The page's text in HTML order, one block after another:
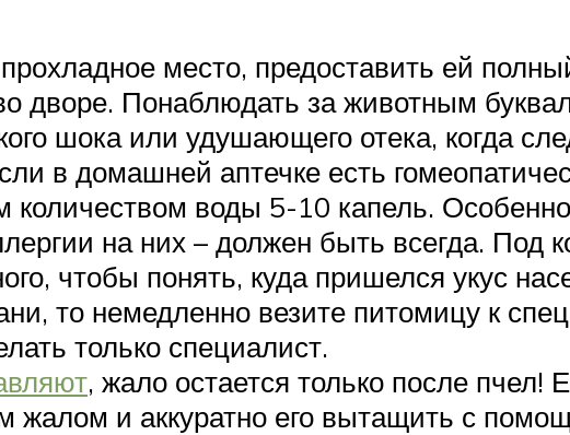
место, предоставить ей
дворе. Понаблюдать за животным
шока или удушающего отека, когда
в домашней аптечке есть
воды 5-10 капель. Особенно
на них – должен быть всегда. Под
чтобы понять, куда пришелся укус
то немедленно везите питомицу к
только специалист.
, жало остается только после пчел!
жалом и аккуратно его вытащить с